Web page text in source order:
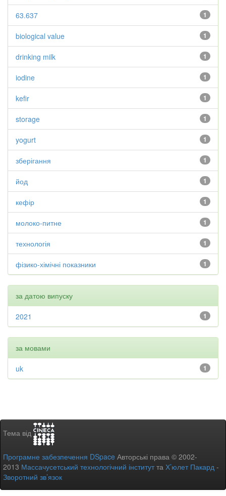
1
63.637
1
biological value
1
drinking milk
1
iodine
1
kefir
1
storage
1
yogurt
1
зберігання
1
йод
1
кефір
1
молоко-питне
1
технологія
1
фізико-хімічні показники
за датою випуску
1
2021
за мовами
1
uk
Тема від
Програмне забезпечення DSpace Авторські права © 2002-
2013 Массачусетський технологічний інститутта Х’юлет Пакард -
Зворотний зв’язок